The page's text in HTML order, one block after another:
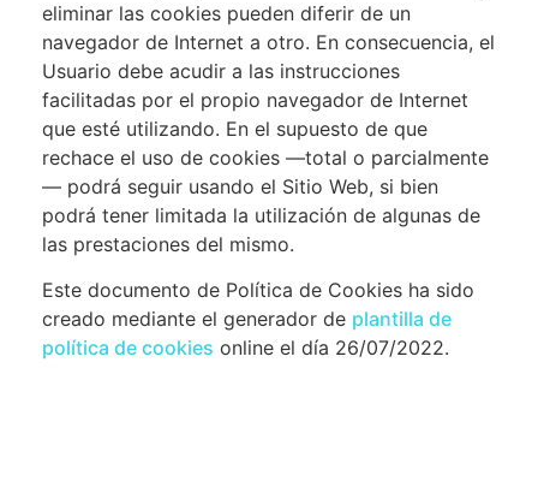
eliminar las cookies pueden diferir de un
navegador de Internet a otro. En consecuencia, el
Usuario debe acudir a las instrucciones
facilitadas por el propio navegador de Internet
que esté utilizando. En el supuesto de que
rechace el uso de cookies —total o parcialmente
— podrá seguir usando el Sitio Web, si bien
podrá tener limitada la utilización de algunas de
las prestaciones del mismo.
Este documento de Política de Cookies ha sido
creado mediante el generador de plantilla de
política de cookies online el día 26/07/2022.